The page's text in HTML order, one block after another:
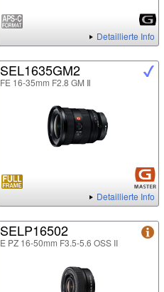
Detaillierte Info
SEL1635GM2
FE 16-35mm F2.8 GM Ⅱ
Detaillierte Info
SELP16502
E PZ 16-50mm F3.5-5.6 OSS II